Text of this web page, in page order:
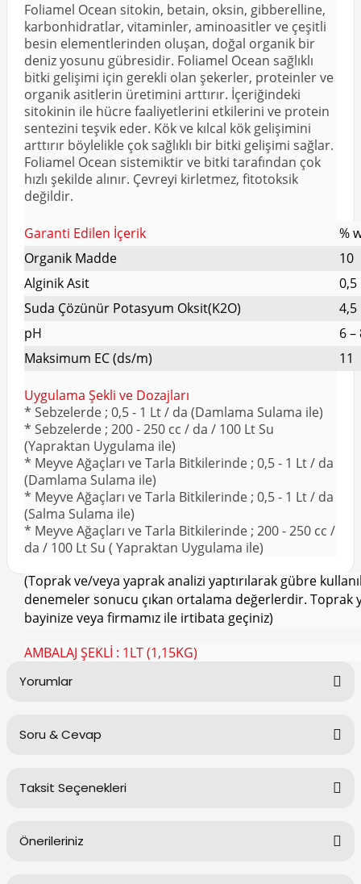
Foliamel Ocean sitokin, betain, oksin, gibberelline,
karbonhidratlar, vitaminler, aminoasitler ve çeşitli
besin elementlerinden oluşan, doğal organik bir
deniz yosunu gübresidir. Foliamel Ocean sağlıklı
bitki gelişimi için gerekli olan şekerler, proteinler ve
organik asitlerin üretimini arttırır. İçeriğindeki
sitokinin ile hücre faaliyetlerini etkilerini ve protein
sentezini teşvik eder. Kök ve kılcal kök gelişimini
arttırır böylelikle çok sağlıklı bir bitki gelişimi sağlar.
Foliamel Ocean sistemiktir ve bitki tarafından çok
hızlı şekilde alınır. Çevreyi kirletmez, fitotoksik
değildir.
Garanti Edilen İçerik
%
Organik Madde
10
Alginik Asit
0,5
Suda Çözünür Potasyum Oksit(K2O)
4,5
pH
6 –
Maksimum EC (ds/m)
11
Uygulama Şekli ve Dozajları
* Sebzelerde ; 0,5 - 1 Lt / da (Damlama Sulama ile)
* Sebzelerde ; 200 - 250 cc / da / 100 Lt Su
(Yapraktan Uygulama ile)
* Meyve Ağaçları ve Tarla Bitkilerinde ; 0,5 - 1 Lt / da
(Damlama Sulama ile)
* Meyve Ağaçları ve Tarla Bitkilerinde ; 0,5 - 1 Lt / da
(Salma Sulama ile)
* Meyve Ağaçları ve Tarla Bitkilerinde ; 200 - 250 cc /
da / 100 Lt Su ( Yapraktan Uygulama ile)
(Toprak ve/veya yaprak analizi yaptırılarak gübre
denemeler sonucu çıkan ortalama değerlerdir. Toprak
bayinize veya firmamız ile irtibata geçiniz)
AMBALAJ ŞEKLİ : 1LT (1,15KG)
Yorumlar
Soru & Cevap
Taksit Seçenekleri
Önerileriniz